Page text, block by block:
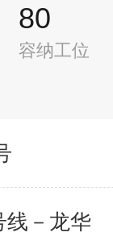
80
容纳工位
线－龙华